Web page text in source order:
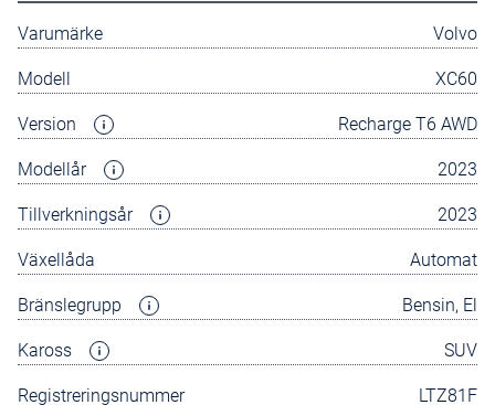
Varumärke Volvo
Modell XC60
Version Recharge T6 AWD
Modellår 2023
Tillverkningsår 2023
Växellåda Automat
Bränslegrupp Bensin, El
Kaross SUV
Registreringsnummer LTZ81F